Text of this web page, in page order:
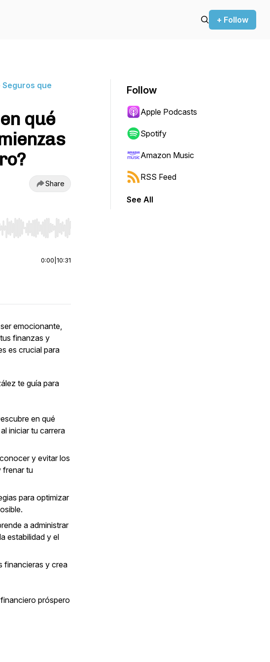
+ Follow
que
qué
Share
to start or end. Hold shift to jump forward or backward.
0:00 10:31
emocionante,
finanzas y
es crucial para
te guía para
en qué
iniciar tu carrera
y evitar los
frenar tu
para optimizar
a administrar
estabilidad y el
financieras y crea
próspero
Follow
Apple Podcasts
Spotify
Amazon Music
RSS Feed
See All